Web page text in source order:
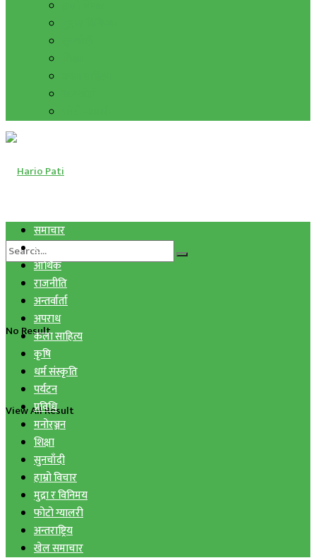
No Result
View All Result
समाचार
स्वास्थ्य
आर्थिक
राजनीति
अन्तर्वार्ता
अपराध
कला साहित्य
कृषि
धर्म संस्कृति
पर्यटन
प्रविधि
मनोरञ्जन
शिक्षा
सुनचाँदी
हाम्रो विचार
मुद्रा र विनिमय
फोटो ग्यालरी
अन्तराष्ट्रिय
खेल समाचार